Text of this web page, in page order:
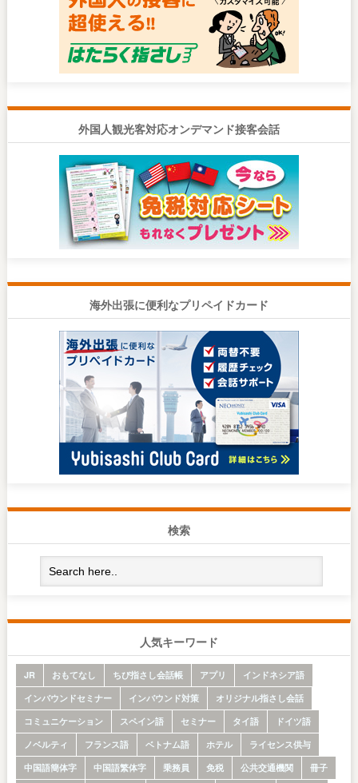
外国人観光客対応オンデマンド接客会話
海外出張に便利なプリペイドカード
検索
人気キーワード
JR おもてなし ちび指さし会話帳 アプリ
インドネシア語
インバウンドセミナー
インバウンド対策
オリジナル指さし会話
コミュニケーション
スペイン語 セミナー タイ語
ドイツ語
ノベルティ
フランス語 ベトナム語 ホテル
ライセンス供与
中国語簡体字
中国語繁体字 乗務員 免税 公共交通機関
冊子